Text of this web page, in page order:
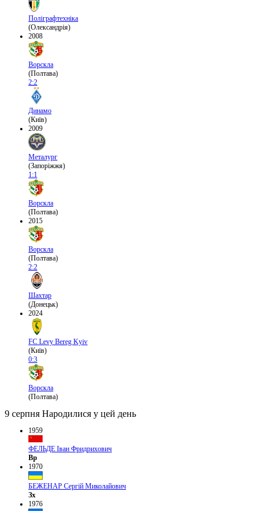
Поліграфтехніка
(Олександрія)
2008
Ворскла
(Полтава)
2:2
Динамо
(Київ)
2009
Металург
(Запоріжжя)
1:1
Ворскла
(Полтава)
2015
Ворскла
(Полтава)
2:2
Шахтар
(Донецьк)
2024
FC Levy Bereg Kyiv
(Київ)
0:3
Ворскла
(Полтава)
9 серпня Народилися у цей день
1959
ФЕЛЬДЕ Іван Фридрихович
Вр
1970
БЕЖЕНАР Сергій Миколайович
Зх
1976